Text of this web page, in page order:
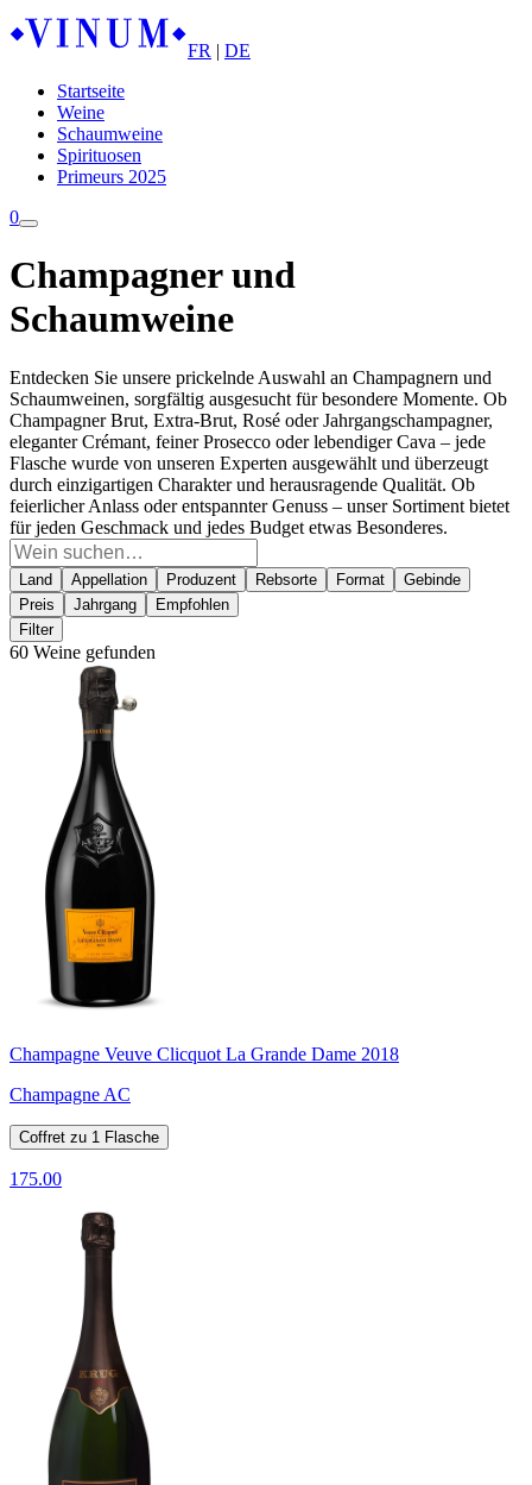
FR | DE
Startseite
Weine
Schaumweine
Spirituosen
Primeurs 2025
0
Champagner und
Schaumweine
Entdecken Sie unsere prickelnde Auswahl an Champagnern und
Schaumweinen, sorgfältig ausgesucht für besondere Momente. Ob
Champagner Brut, Extra-Brut, Rosé oder Jahrgangschampagner,
eleganter Crémant, feiner Prosecco oder lebendiger Cava – jede
Flasche wurde von unseren Experten ausgewählt und überzeugt
durch einzigartigen Charakter und herausragende Qualität. Ob
feierlicher Anlass oder entspannter Genuss – unser Sortiment bietet
für jeden Geschmack und jedes Budget etwas Besonderes.
Land Appellation Produzent Rebsorte Format
Gebinde
Preis
Jahrgang
Empfohlen
Filter
60 Weine gefunden
Champagne Veuve Clicquot La Grande Dame 2018
Champagne AC
Coffret zu 1 Flasche
175.00